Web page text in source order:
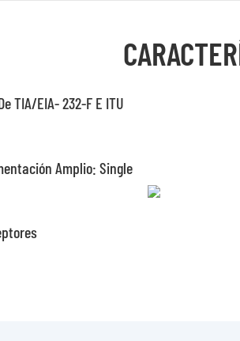
TIA/EIA- 232-F E ITU
Amplio: Single